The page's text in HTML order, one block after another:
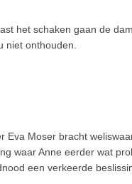
het schaken gaan de
niet onthouden.
Eva Moser bracht
waar Anne eerder wat
een verkeerde